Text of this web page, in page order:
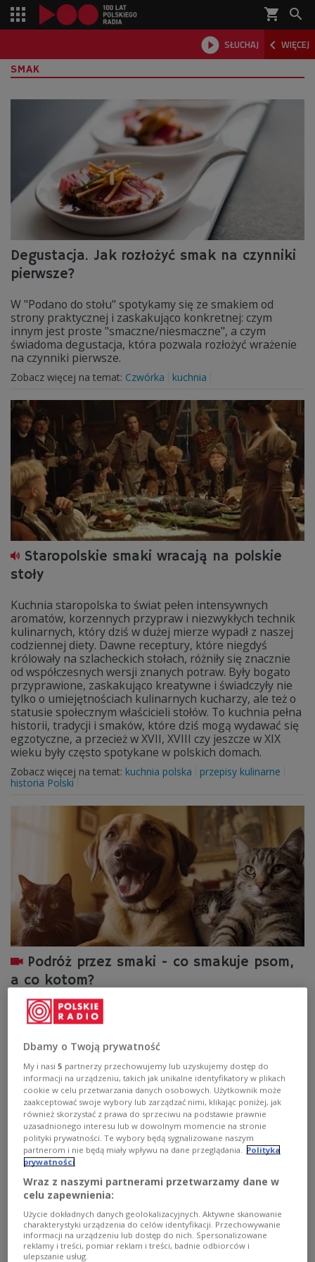
shopping_cart 
 SŁUCHAJ  WIĘCEJ

SMAK
Degustacja. Jak rozłożyć smak na czynniki
pierwsze?
W "Podano do stołu" spotykamy się ze smakiem od
strony praktycznej i zaskakująco konkretnej: czym
innym jest proste "smaczne/niesmaczne", a czym
świadoma degustacja, która pozwala rozłożyć wrażenie
na czynniki pierwsze.
Zobacz więcej na temat: Czwórka kuchnia
Staropolskie smaki wracają na polskie
stoły
Kuchnia staropolska to świat pełen intensywnych
aromatów, korzennych przypraw i niezwykłych technik
kulinarnych, który dziś w dużej mierze wypadł z naszej
codziennej diety. Dawne receptury, które niegdyś
królowały na szlacheckich stołach, różniły się znacznie
od współczesnych wersji znanych potraw. Były bogato
przyprawione, zaskakująco kreatywne i świadczyły nie
tylko o umiejętnościach kulinarnych kucharzy, ale też o
statusie społecznym właścicieli stołów. To kuchnia pełna
historii, tradycji i smaków, które dziś mogą wydawać się
egzotyczne, a przecież w XVII, XVIII czy jeszcze w XIX
wieku były często spotykane w polskich domach.
Zobacz więcej na temat: kuchnia polska
przepisy kulinarne
historia Polski
Podróż przez smaki - co smakuje psom,
a co kotom?
Czy psy i koty mają różne smaki, co odpowiada za to co
im smakuje? Ile receptorów odpowiada za definiowanie
lubią najbardziej?
Zobacz więcej na temat:Trójka PSY koty
dieta
Aneta Awtoniuk
Dbamy o Twoją prywatność
My i nasi5 partnerzy przechowujemy lub uzyskujemy dostęp do
informacji na urządzeniu, takich jak unikalne identyfikatory w plikach
cookie w celu przetwarzania danych osobowych. Użytkownik może
zaakceptować swoje wybory lub zarządzać nimi, klikając poniżej, jak
również skorzystać z prawa do sprzeciwu na podstawie prawnie
uzasadnionego interesu lub w dowolnym momencie na stronie
polityki prywatności. Te wybory będą sygnalizowane naszym
partnerom i nie będą miały wpływu na dane przeglądania. Polityka
prywatności
Wraz z naszymi partnerami przetwarzamy dane w
celu zapewnienia:
Użycie dokładnych danych geolokalizacyjnych. Aktywne skanowanie
charakterystyki urządzenia do celów identyfikacji. Przechowywanie
informacji na urządzeniu lub dostęp do nich. Spersonalizowane
reklamy i treści, pomiar reklam i treści, badnie odbiorców i
ulepszanie usług.